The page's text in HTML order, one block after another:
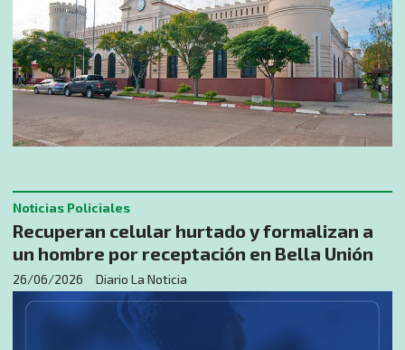
Recuperan celular hurtado y formalizan a
un hombre por receptación en Bella Unión
Diario La Noticia
Noticias Policiales
26/06/2026